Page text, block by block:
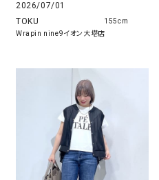
2026/07/01
TOKU
Wrapin nine9イオン大塔店
155cm